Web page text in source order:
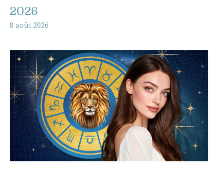
2026
8 août 2026